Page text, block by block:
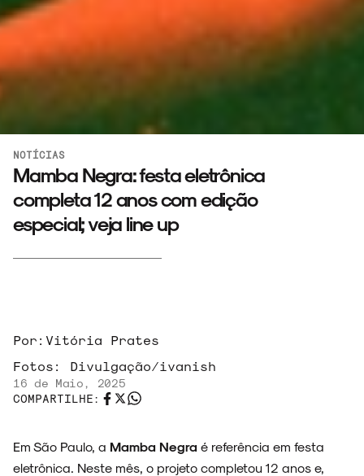
ARQUIVO
NOTÍCIAS
Mamba Negra: festa eletrônica
completa 12 anos com edição
especial; veja line up
Por: Vitória Prates
Fotos: Divulgação/ivanish
16 de Maio, 2025
COMPARTILHE:
Em São Paulo, a Mamba Negra é referência em festa
eletrônica. Neste mês, o projeto completou 12 anos e,